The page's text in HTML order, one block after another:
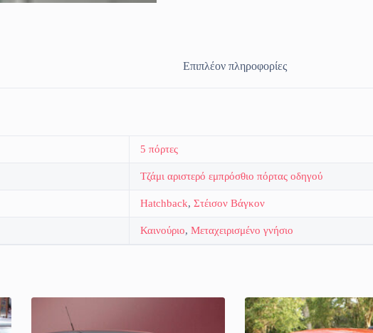
Επιπλέον πληροφορίες
5 πόρτες
Τζάμι αριστερό εμπρόσθιο πόρτας οδηγού
Hatchback, Στέισον Βάγκον
Καινούριο, Μεταχειρισμένο γνήσιο